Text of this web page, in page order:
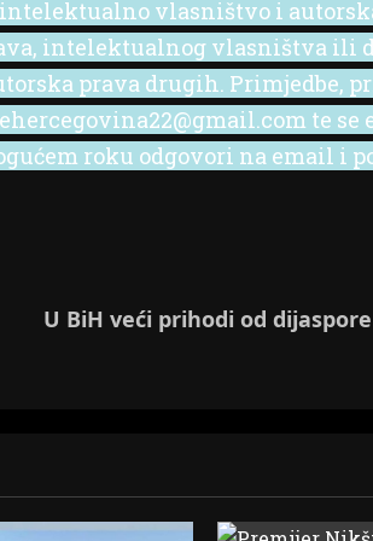
vlasništvo i
intelektualnog vlasništva ili
prava drugih. Primjedbe,
te se
roku odgovori na email i
U BiH veći prihodi od